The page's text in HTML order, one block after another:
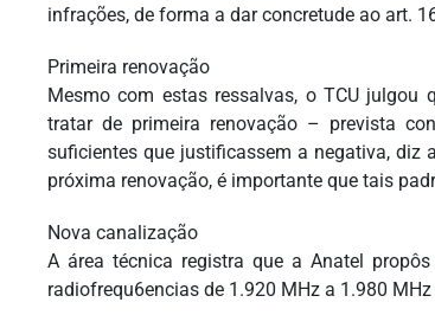
infrações, de forma a dar concretude ao art.
Primeira renovação
Mesmo com estas ressalvas, o TCU julgou
tratar de primeira renovação – prevista
suficientes que justificassem a negativa, diz
próxima renovação, é importante que tais
Nova canalização
A área técnica registra que a Anatel
radiofrequ6encias de 1.920 MHz a 1.980